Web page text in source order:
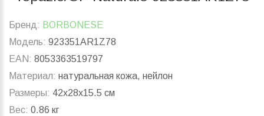
Бренд: BORBONESE
Модель: 923351AR1Z78
EAN: 8053363519797
Материал: натуральная кожа, нейлон
Размеры: 42x28x15.5 см
Вес: 0.86 кг